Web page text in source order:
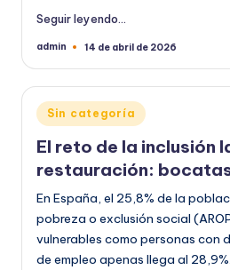
Seguir leyendo...
Publicado
admin 14 de abril de 2026
Publicado
en
Sin categoría
El reto de la inclusión
restauración:
En España, el 25,8% de la
pobreza o exclusión social
vulnerables como personas con
de empleo apenas llega al